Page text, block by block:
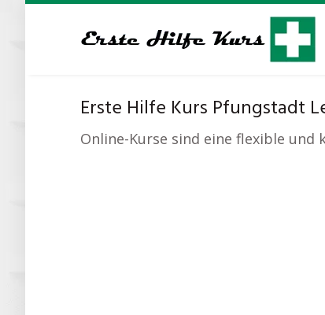
Erste Hilfe Kurs Pfungstadt
Online-Kurse sind eine flexible